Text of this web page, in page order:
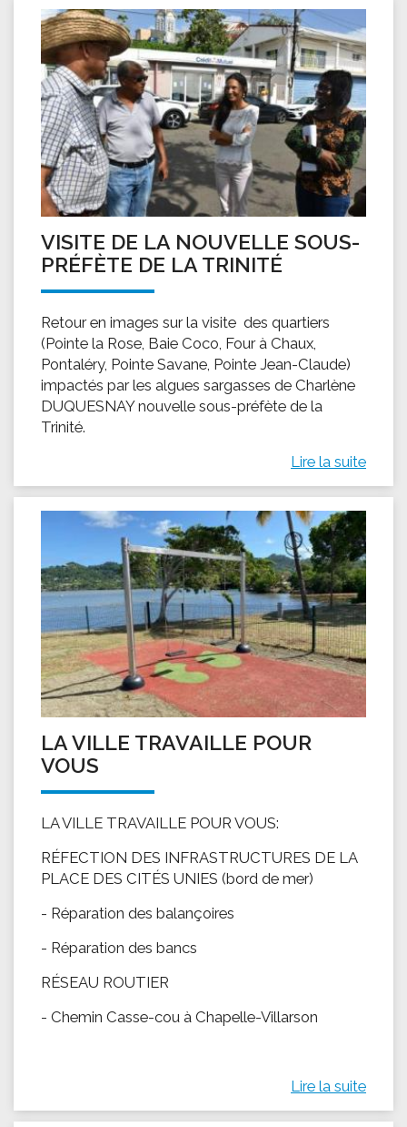
VISITE DE LA NOUVELLE SOUS-
PRÉFÈTE DE LA TRINITÉ
Retour en images sur la visite des quartiers
(Pointe la Rose, Baie Coco, Four à Chaux,
Pontaléry, Pointe Savane, Pointe Jean-Claude)
impactés par les algues sargasses de Charlène
DUQUESNAY nouvelle sous-préfète de la
Trinité.
Lire la suite
LA VILLE TRAVAILLE POUR
VOUS
LA VILLE TRAVAILLE POUR VOUS:
RÉFECTION DES INFRASTRUCTURES DE LA
PLACE DES CITÉS UNIES (bord de mer)
- Réparation des balançoires
- Réparation des bancs
RÉSEAU ROUTIER
- Chemin Casse-cou à Chapelle-Villarson
Lire la suite